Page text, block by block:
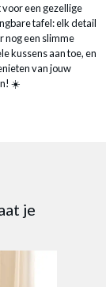
een gezellige
tafel: elk detail
nog een slimme
kussens aan toe, en
van jouw
☀️
je